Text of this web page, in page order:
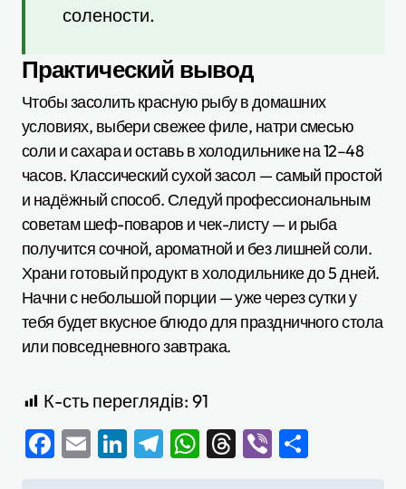
солености.
Практический вывод
Чтобы засолить красную рыбу в домашних
условиях, выбери свежее филе, натри смесью
соли и сахара и оставь в холодильнике на 12–48
часов. Классический сухой засол — самый простой
и надёжный способ. Следуй профессиональным
советам шеф-поваров и чек-листу — и рыба
получится сочной, ароматной и без лишней соли.
Храни готовый продукт в холодильнике до 5 дней.
Начни с небольшой порции — уже через сутки у
тебя будет вкусное блюдо для праздничного стола
или повседневного завтрака.
К-сть переглядів: 91
Facebook
EmailLinkedIn
Telegram
WhatsApp
Threads
Viber